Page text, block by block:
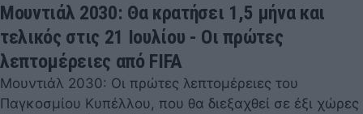
Μουντιάλ 2030: Θα κρατήσει 1,5 μήνα και
τελικός στις 21 Ιουλίου - Οι πρώτες
λεπτομέρειες από FIFA
Μουντιάλ 2030: Οι πρώτες λεπτομέρειες του
Παγκοσμίου Κυπέλλου, που θα διεξαχθεί σε έξι χώρες